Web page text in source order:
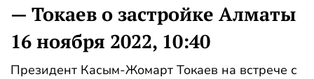
— Токаев о застройке Алматы
16 ноября 2022, 10:40
Президент Касым-Жомарт Токаев на встрече с